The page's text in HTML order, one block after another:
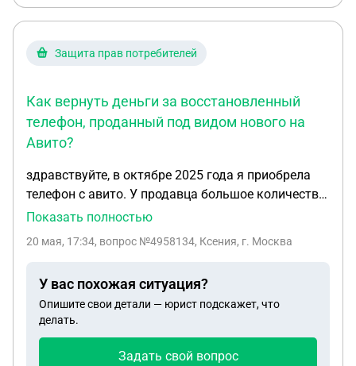
Защита прав потребителей
Как вернуть деньги за восстановленный
телефон, проданный под видом нового на
Авито?
здравствуйте, в октябре 2025 года я приобрела
телефон с авито. У продавца большое количество
отзывов , что и дало огромное доверие. Заявлял
Купила 14 айфон в рассрочку авито. Однако
телефон восcтановленный. Оригинальные детали
заменены и еще много дефектов телефона.
Связавшись с магазином он отказался делать
Показать полностью
20 мая, 17:34, вопрос №4958134, Ксения, г. Москва
У вас похожая ситуация?
Опишите свои детали — юрист подскажет, что
делать.
Задать свой вопрос